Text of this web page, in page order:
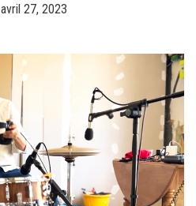
avril 27, 2023